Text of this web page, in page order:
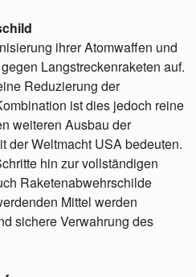
ihrer Atomwaffen und
Langstreckenraketen auf.
Reduzierung der
ist dies jedoch reine
weiteren Ausbau der
der Weltmacht USA bedeuten.
hin zur vollständigen
Raketenabwehrschilde
Mittel werden
sichere Verwahrung des